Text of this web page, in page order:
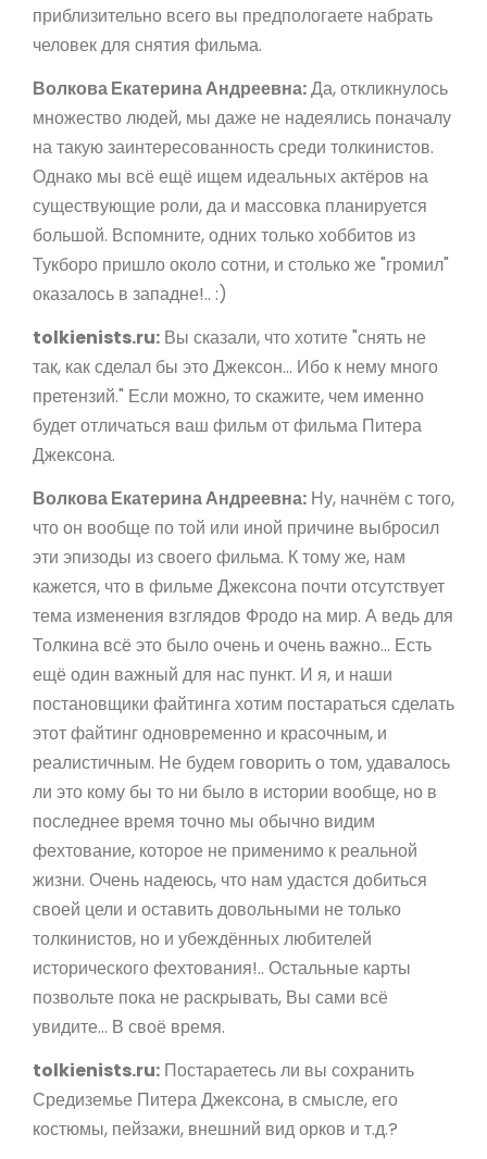
приблизительно всего вы предпологаете набрать
человек для снятия фильма.
Волкова Екатерина Андреевна:Да, откликнулось
множество людей, мы даже не надеялись поначалу
на такую заинтересованность среди толкинистов.
Однако мы всё ещё ищем идеальных актёров на
существующие роли, да и массовка планируется
большой. Вспомните, одних только хоббитов из
Тукборо пришло около сотни, и столько же "громил"
оказалось в западне!.. :)
tolkienists.ru: Вы сказали, что хотите "снять не
так, как сделал бы это Джексон... Ибо к нему много
претензий." Если можно, то скажите, чем именно
будет отличаться ваш фильм от фильма Питера
Джексона.
Волкова Екатерина Андреевна: Ну, начнём с того,
что он вообще по той или иной причине выбросил
эти эпизоды из своего фильма. К тому же, нам
кажется, что в фильме Джексона почти отсутствует
тема изменения взглядов Фродо на мир. А ведь для
Толкина всё это было очень и очень важно... Есть
ещё один важный для нас пункт. И я, и наши
постановщики файтинга хотим постараться сделать
этот файтинг одновременно и красочным, и
реалистичным. Не будем говорить о том, удавалось
ли это кому бы то ни было в истории вообще, но в
последнее время точно мы обычно видим
фехтование, которое не применимо к реальной
жизни. Очень надеюсь, что нам удастся добиться
своей цели и оставить довольными не только
толкинистов, но и убеждённых любителей
исторического фехтования!.. Остальные карты
позвольте пока не раскрывать, Вы сами всё
увидите... В своё время.
tolkienists.ru: Постараетесь ли вы сохранить
Средиземье Питера Джексона, в смысле, его
костюмы, пейзажи, внешний вид орков и т.д.?